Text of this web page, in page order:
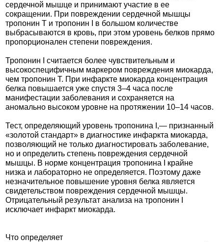
сердечной мышце и принимают участие в ее
сокращении. При повреждении сердечной мышцы
тропонин Т и тропонин I в большом количестве
выбрасываются в кровь, при этом уровень белков прямо
пропорционален степени повреждения.
Тропонин I считается более чувствительным и
высокоспецифичным маркером повреждения миокарда,
чем тропонин T. При инфаркте миокарда концентрация
белка повышается уже спустя 3–4 часа после
манифестации заболевания и сохраняется на
аномально высоком уровне на протяжении 10–14 часов.
Тест, определяющий уровень тропонина I,— признанный
«золотой стандарт» в диагностике инфаркта миокарда,
позволяющий не только диагностировать заболевание,
но и определить степень повреждения сердечной
мышцы. В норме концентрация тропонина I крайне
низка и лабораторно не определяется. Поэтому даже
незначительное повышение уровня белка является
свидетельством повреждения сердечной мышцы.
Отрицательный результат анализа на тропонин I
исключает инфаркт миокарда.
Что определяет